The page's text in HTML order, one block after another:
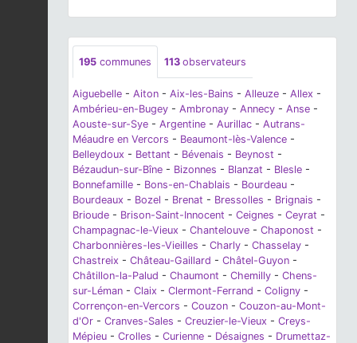
195 communes 113 observateurs
Aiguebelle - Aiton - Aix-les-Bains - Alleuze - Allex -
Ambérieu-en-Bugey - Ambronay - Annecy - Anse -
Aouste-sur-Sye - Argentine - Aurillac - Autrans-
Méaudre en Vercors - Beaumont-lès-Valence -
Belleydoux - Bettant - Bévenais - Beynost -
Bézaudun-sur-Bîne - Bizonnes - Blanzat - Blesle -
Bonnefamille - Bons-en-Chablais - Bourdeau -
Bourdeaux - Bozel - Brenat - Bressolles - Brignais -
Brioude - Brison-Saint-Innocent - Ceignes - Ceyrat -
Champagnac-le-Vieux - Chantelouve - Chaponost -
Charbonnières-les-Vieilles - Charly - Chasselay -
Chastreix - Château-Gaillard - Châtel-Guyon -
Châtillon-la-Palud - Chaumont - Chemilly - Chens-
sur-Léman - Claix - Clermont-Ferrand - Coligny -
Corrençon-en-Vercors - Couzon - Couzon-au-Mont-
d'Or - Cranves-Sales - Creuzier-le-Vieux - Creys-
Mépieu - Crolles - Curienne - Désaignes - Drumettaz-